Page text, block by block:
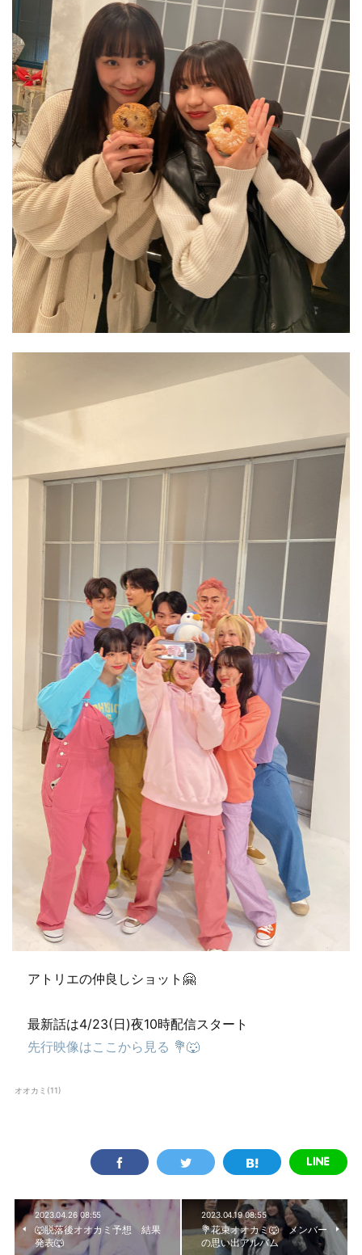
アトリエの仲良しショット🤗
最新話は4/23(日)夜10時配信スタート
先行映像はここから見る 💐🐺
オオカミ (11)
2023.04.26 08:55
🐺脱落後オオカミ予想 結果
発表🐺
2023.04.19 08:55
💐花束オオカミ🐺 メンバー
の思い出アルバム